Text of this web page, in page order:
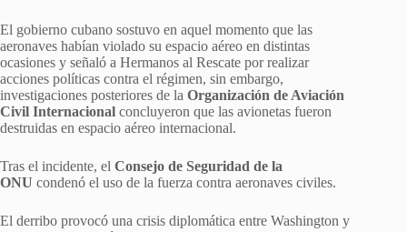
El gobierno cubano sostuvo en aquel momento que las
aeronaves habían violado su espacio aéreo en distintas
ocasiones y señaló a Hermanos al Rescate por realizar
acciones políticas contra el régimen, sin embargo,
investigaciones posteriores de la Organización de Aviación
Civil Internacional concluyeron que las avionetas fueron
destruidas en espacio aéreo internacional.
Tras el incidente, el Consejo de Seguridad de la
ONU condenó el uso de la fuerza contra aeronaves civiles.
El derribo provocó una crisis diplomática entre Washington y